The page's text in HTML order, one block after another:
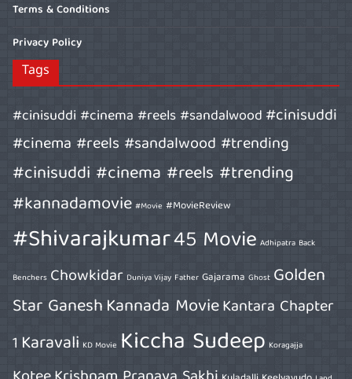
Terms & Conditions
Privacy Policy
Tags
#cinisuddi #cinema #reels #sandalwood#cinisuddi
#cinema #reels #sandalwood #trending
#cinisuddi #cinema #reels #trending
#kannadamovie #Movie #MovieReview
#Shivarajkumar45 Movie Adhipatra Back
Benchers Chowkidar Duniya Vijay Father Gajarama Ghost Golden
Star GaneshKannada MovieKantara Chapter
1 Karavali KD Movie Kiccha Sudeep Koragajja